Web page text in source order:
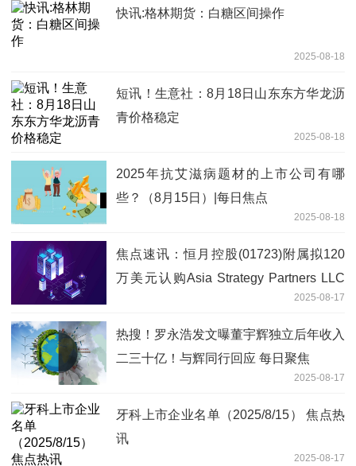
快讯:格林期货：白糖区间操作
2025-08-18
短讯！生意社：8月18日山东东方华龙沥
青价格稳定
2025-08-18
2025年抗艾滋病题材的上市公司有哪
些？（8月15日）|每日焦点
2025-08-18
焦点速讯：恒月控股(01723)附属拟120
万美元认购Asia Strategy Partners LLC
2025-08-17
热搜！罗永浩发文曝董宇辉独立后年收入
二三十亿！与辉同行回应 每日聚焦
2025-08-17
牙科上市企业名单（2025/8/15） 焦点热
讯
2025-08-17